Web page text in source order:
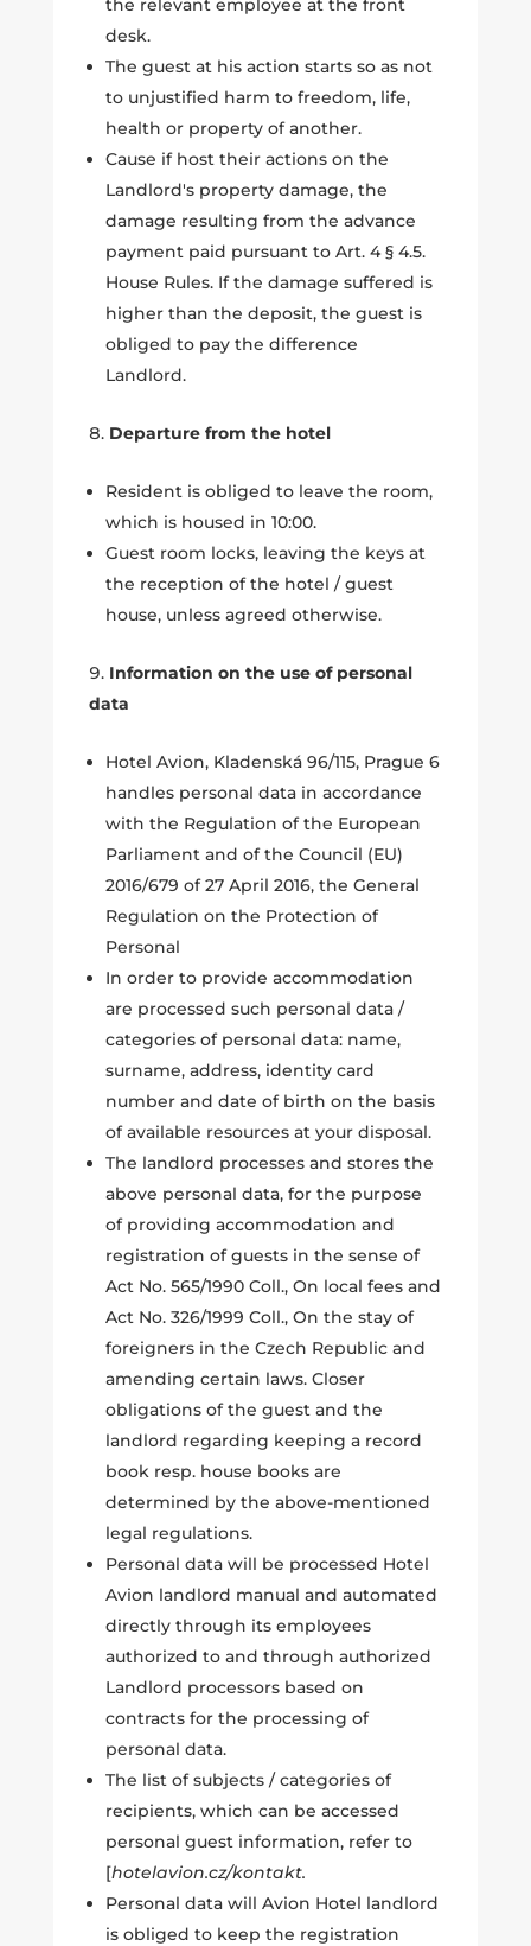
the relevant employee at the front
desk.
The guest at his action starts so as not
to unjustified harm to freedom, life,
health or property of another.
Cause if host their actions on the
Landlord's property damage, the
damage resulting from the advance
payment paid pursuant to Art. 4 § 4.5.
House Rules. If the damage suffered is
higher than the deposit, the guest is
obliged to pay the difference
Landlord.
Departure from the hotel
Resident is obliged to leave the room,
which is housed in 10:00.
Guest room locks, leaving the keys at
the reception of the hotel / guest
house, unless agreed otherwise.
Information on the use of personal
data
Hotel Avion, Kladenská 96/115, Prague 6
handles personal data in accordance
with the Regulation of the European
Parliament and of the Council (EU)
2016/679 of 27 April 2016, the General
Regulation on the Protection of
Personal
In order to provide accommodation
are processed such personal data /
categories of personal data: name,
surname, address, identity card
number and date of birth on the basis
of available resources at your disposal.
The landlord processes and stores the
above personal data, for the purpose
of providing accommodation and
registration of guests in the sense of
Act No. 565/1990 Coll., On local fees and
Act No. 326/1999 Coll., On the stay of
foreigners in the Czech Republic and
amending certain laws. Closer
obligations of the guest and the
landlord regarding keeping a record
book resp. house books are
determined by the above-mentioned
legal regulations.
Personal data will be processed Hotel
Avion landlord manual and automated
directly through its employees
authorized to and through authorized
Landlord processors based on
contracts for the processing of
personal data.
The list of subjects / categories of
recipients, which can be accessed
personal guest information, refer to
[hotelavion.cz/kontakt.
Personal data will Avion Hotel landlord
is obliged to keep the registration